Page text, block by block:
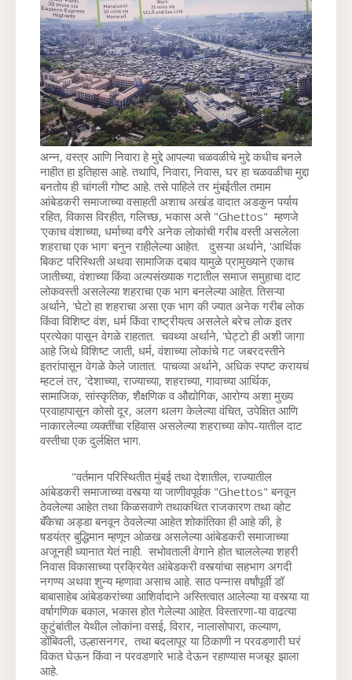
अन्न, वस्त्र आणि निवारा हे मुद्दे आपल्या चळवळीचे मुद्दे कधीच बनले
नाहीत हा इतिहास आहे. तथापि, निवारा, निवास, घर हा चळवळीचा मुद्दा
बनतोय ही चांगली गोष्ट आहे. तसे पाहिले तर मुंबईतील तमाम
आंबेडकरी समाजाच्या वसाहती अशाच अखंड वादात अडकुन पर्याय
रहित, विकास विरहीत, गलिच्छ, भकास असे "Ghettos"  म्हणजे
'एकाच वंशाच्या, धर्माच्या वगैरे अनेक लोकांची गरीब वस्ती असलेला
शहराचा एक भाग' बनुन राहीलेल्या आहेत.
  दुसऱ्या अर्थाने, 'आर्थिक
बिकट परिस्थिती अथवा सामाजिक दबाव यामुळे प्रामुख्याने एकाच
जातीच्या, वंशाच्या किंवा अल्पसंख्याक गटातील समाज समुहाचा दाट
लोकवस्ती असलेल्या शहराचा एक भाग बनलेल्या आहेत. तिसऱ्या
अर्थाने, 'घेटो हा शहराचा असा एक भाग की ज्यात अनेक गरीब लोक
किंवा विशिष्ट वंश, धर्म किंवा राष्ट्रीयत्व असलेले बरेच लोक इतर
प्रत्येका पासून वेगळे राहतात. चवथ्या अर्थाने, 'घेट्टो ही अशी जागा
आहे जिथे विशिष्ट जाती, धर्म, वंशाच्या लोकांचे गट जबरदस्तीने
इतरांपासून वेगळे केले जातात. पाचव्या अर्थाने, अधिक स्पष्ट करायचं
म्हटलं तर, 'देशाच्या, राज्याच्या, शहराच्या, गावाच्या आर्थिक,
सामाजिक, सांस्कृतिक, शैक्षणिक व औद्योगिक, आरोग्य अशा मुख्य
प्रवाहापासून कोसो दूर, अलग थलग केलेल्या वंचित, उपेक्षित आणि
नाकारलेल्या व्यक्तींचा रहिवास असलेल्या शहराच्या कोप-यातील दाट
वस्तीचा एक दुर्लक्षित भाग.
आंबेडकरी समाजाच्या वस्त्या या जाणीवपूर्वक "Ghettos" बनवून
ठेवलेल्या आहेत तथा किळसवाणे तथाकथित राजकारण तथा व्होट
बॅंकेचा अड्डा बनवून ठेवलेल्या आहेत शोकांतिका ही आहे की, हे
षडयंत्र बुद्धिमान म्हणून ओळख असलेल्या आंबेडकरी समाजाच्या
अजूनही ध्यानात येतं नाही.  सभोवताली वेगाने होत चाललेल्या शहरी
निवास विकासाच्या प्रक्रियेत आंबेडकरी वस्त्यांचा सहभाग अगदी
नगण्य अथवा शुन्य म्हणावा असाच आहे. साठ पन्नास वर्षांपूर्वी डॉ
बाबासाहेब आंबेडकरांच्या आशिर्वादाने अस्तित्वात आलेल्या या वस्त्या या
वर्षागणिक बकाल, भकास होत गेलेल्या आहेत. विस्तारणा-या वाढत्या
कुटुंबांतील येथील लोकांना वसई, विरार, नालासोपारा, कल्याण,
डोंबिवली, उल्हासनगर,  तथा बदलापूर या ठिकाणी न परवडणारी घरं
विकत घेऊन किंवा न परवडणारे भाडे देऊन रहाण्यास मजबूर झाला
आहे.